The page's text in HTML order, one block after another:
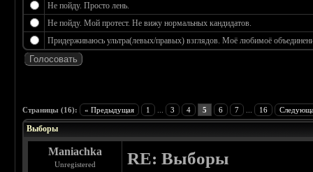
Не пойду. Просто лень.
Не пойду. Мой протест. Не вижу нормальных кандидатов.
Придерживаюсь ультра(левых/правых) взглядов. Моё любимоё
Страницы (16): « Предыдущая 1 3 4 5 6 7 16
Выборы
Maniachka
Unregistered RE: Выборы